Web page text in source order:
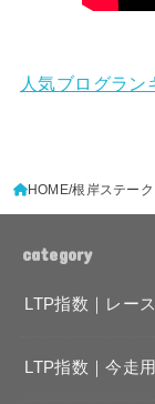
人気ブログラン
HOME 根岸ステー
category
LTP指数｜レー
LTP指数｜今走用